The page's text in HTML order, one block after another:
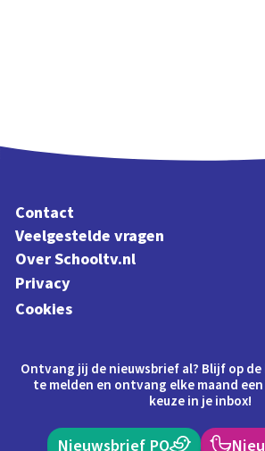
Contact
Veelgestelde vragen
Over Schooltv.nl
Privacy
Cookies
Ontvang jij de nieuwsbrief al? Blijf op
te melden en ontvang elke maand
keuze in je inbox!
Nieuwsbrief PO